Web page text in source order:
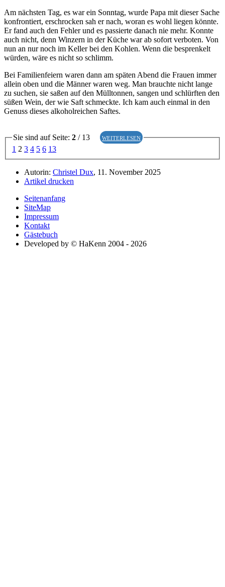
Am nächsten Tag, es war ein Sonntag, wurde Papa mit dieser Sache
konfrontiert, erschrocken sah er nach, woran es wohl liegen könnte.
Er fand auch den Fehler und es passierte danach nie mehr. Konnte
auch nicht, denn Winzern in der Küche war ab sofort verboten. Von
nun an nur noch im Keller bei den Kohlen. Wenn die besprenkelt
würden, wäre es nicht so schlimm.
Bei Familienfeiern waren dann am späten Abend die Frauen immer
allein oben und die Männer waren weg. Man brauchte nicht lange
zu suchen, sie saßen auf den Mülltonnen, sangen und schlürften den
süßen Wein, der wie Saft schmeckte. Ich kam auch einmal in den
Genuss dieses alkoholreichen Saftes.
Sie sind auf Seite: 2 / 13
weiterlesen
1 2 3 4 5 6 13
Autorin: Christel Dux, 11. November 2025
Artikel drucken
Seitenanfang
SiteMap
Impressum
Kontakt
Gästebuch
Developed by © HaKenn 2004 - 2026